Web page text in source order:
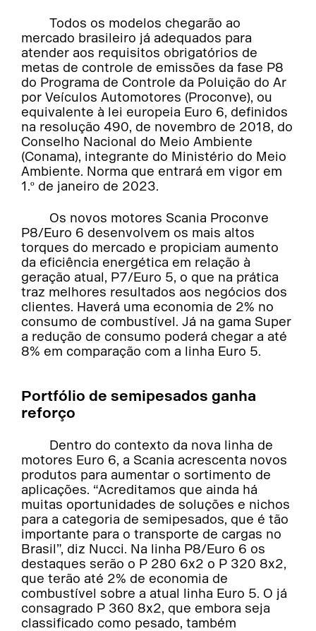
Todos os modelos chegarão ao
mercado brasileiro já adequados para
atender aos requisitos obrigatórios de
metas de controle de emissões da fase P8
do Programa de Controle da Poluição do Ar
por Veículos Automotores (Proconve), ou
equivalente à lei europeia Euro 6, definidos
na resolução 490, de novembro de 2018, do
Conselho Nacional do Meio Ambiente
(Conama), integrante do Ministério do Meio
Ambiente. Norma que entrará em vigor em
1.º de janeiro de 2023.
Os novos motores Scania Proconve
P8/Euro 6 desenvolvem os mais altos
torques do mercado e propiciam aumento
da eficiência energética em relação à
geração atual, P7/Euro 5, o que na prática
traz melhores resultados aos negócios dos
clientes. Haverá uma economia de 2% no
consumo de combustível. Já na gama Super
a redução de consumo poderá chegar a até
8% em comparação com a linha Euro 5.
Portfólio de semipesados ganha
reforço
Dentro do contexto da nova linha de
motores Euro 6, a Scania acrescenta novos
produtos para aumentar o sortimento de
aplicações. “Acreditamos que ainda há
muitas oportunidades de soluções e nichos
para a categoria de semipesados, que é tão
importante para o transporte de cargas no
Brasil”, diz Nucci. Na linha P8/Euro 6 os
destaques serão o P 280 6x2 o P 320 8x2,
que terão até 2% de economia de
combustível sobre a atual linha Euro 5. O já
consagrado P 360 8x2, que embora seja
classificado como pesado, também